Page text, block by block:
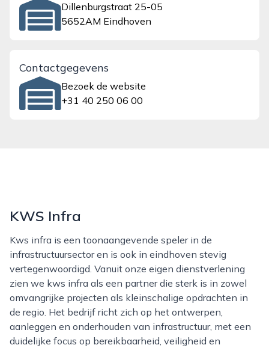
Dillenburgstraat 25-05
5652AM Eindhoven
Contactgegevens
Bezoek de website
+31 40 250 06 00
KWS Infra
Kws infra is een toonaangevende speler in de
infrastructuursector en is ook in eindhoven stevig
vertegenwoordigd. Vanuit onze eigen dienstverlening
zien we kws infra als een partner die sterk is in zowel
omvangrijke projecten als kleinschalige opdrachten in
de regio. Het bedrijf richt zich op het ontwerpen,
aanleggen en onderhouden van infrastructuur, met een
duidelijke focus op bereikbaarheid, veiligheid en